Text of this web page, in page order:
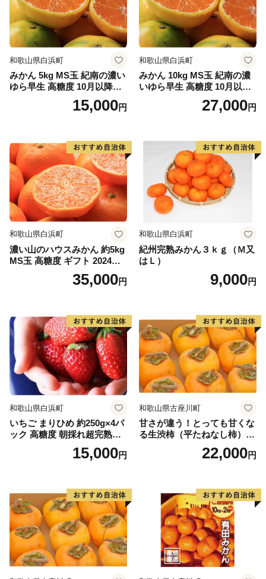
和歌山県白浜町
みかん 5kg MS玉 紀南の濃い
ゆら早生 高糖度 10月以降発
送 マルチ被覆栽培15,000円
和歌山県白浜町
みかん 10kg MS玉 紀南の濃
いゆら早生 高糖度 10月以降
発送 マルチ被覆栽培27,000円
和歌山県白浜町
濃い山のハウスみかん 約5kg
MS玉 高糖度 ギフト 2024年7
35,000円
和歌山県白浜町
紀州完熟みかん３ｋｇ（Ｍ又
はＬ）
9,000円
和歌山県白浜町
いちご まりひめ 約250g×4パ
ック 高糖度 朝採れ超完熟ま
りひめ 1月以降発送分
15,000円
和歌山県古座川町
甘さが違う！とっても甘くな
る生渋柿（平たねなし柿）吊
ップ付約4.5～5kg 約24～30
22,000円